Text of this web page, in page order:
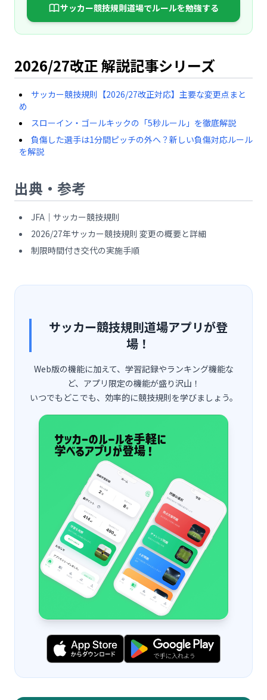
サッカー競技規則道場でルールを勉強する
2026/27改正 解説記事シリーズ
サッカー競技規則【2026/27改正対応】主要な変更点まと
め
スローイン・ゴールキックの「5秒ルール」を徹底解説
負傷した選手は1分間ピッチの外へ？新しい負傷対応ルール
を解説
出典・参考
JFA｜サッカー競技規則
2026/27年サッカー競技規則 変更の概要と詳細
制限時間付き交代の実施手順
サッカー競技規則道場アプリが登
場！
Web版の機能に加えて、学習記録やランキング機能な
ど、アプリ限定の機能が盛り沢山！
いつでもどこでも、効率的に競技規則を学びましょう。